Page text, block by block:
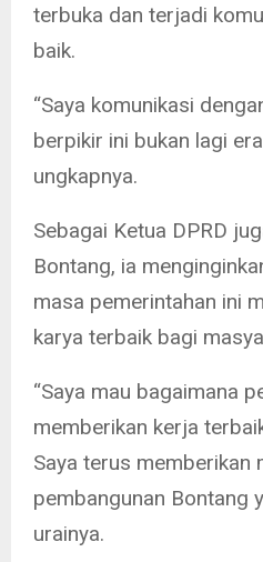
terbuka dan terjadi
baik.
“Saya komunikasi
berpikir ini bukan lagi
ungkapnya.
Sebagai Ketua DPRD
Bontang, ia
masa pemerintahan ini
karya terbaik bagi
“Saya mau bagaimana
memberikan kerja
Saya terus memberikan
pembangunan Bontang
urainya.